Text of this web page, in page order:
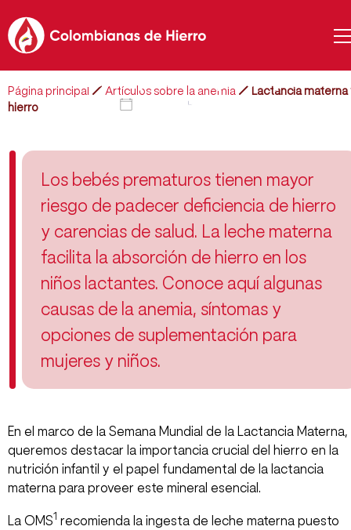
Página principal Artículos sobre la anemia
Lactancia materna
hierro
Lactancia Materna, conoce la
importancia de la
con hierro para mujeres y bebés
Los bebés prematuros tienen mayor
riesgo de padecer deficiencia de hierro
y carencias de salud. La leche materna
facilita la absorción de hierro en los
niños lactantes. Conoce aquí algunas
causas de la anemia, síntomas y
opciones de suplementación para
mujeres y niños.
En el marco de la Semana Mundial de la Lactancia Materna,
queremos destacar la importancia crucial del hierro en la
nutrición infantil y el papel fundamental de la lactancia
materna para proveer este mineral esencial.
La OMS1 recomienda la ingesta de leche materna puesto